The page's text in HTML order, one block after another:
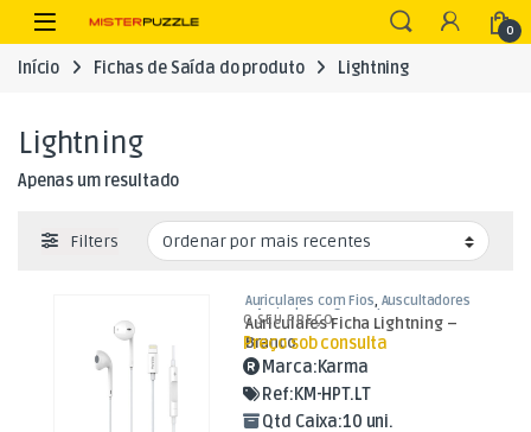
Skip to navigation
Skip to content
Open 0
Início Fichas de Saída do produto Lightning
Lightning
Apenas um resultado
Filters
Auriculares com Fios, Auscultadores
e Auriculares,Som e Luz
Auriculares Ficha Lightning –
Branco
O SEU PREÇO
Preço sob consulta
Marca:Karma
Ref:KM-HPT.LT
Qtd Caixa:10 uni.